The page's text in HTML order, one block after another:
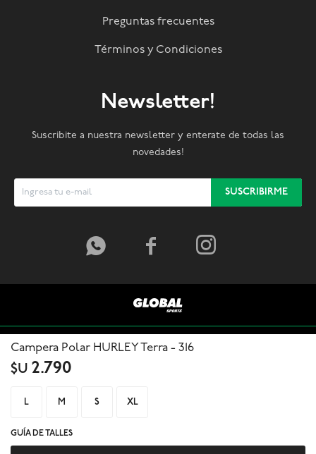
Campera Polar HURLEY Terra - 316
$U 2.790
L M S XL
GUÍA DE TALLES
Preguntas frecuentes
Términos y Condiciones
Newsletter!
Suscribite a nuestra newsletter y enterate de todas las
novedades!
SUSCRIBIRME
  